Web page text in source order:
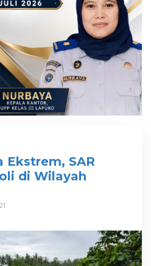
Ekstrem, SAR
di Wilayah